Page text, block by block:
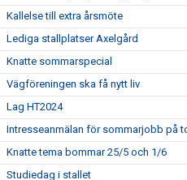
Kallelse till extra årsmöte
Lediga stallplatser Axelgård
Knatte sommarspecial
Vägföreningen ska få nytt liv
Lag HT2024
Intresseanmälan för sommarjobb på
Knatte tema bommar 25/5 och 1/6
Studiedag i stallet